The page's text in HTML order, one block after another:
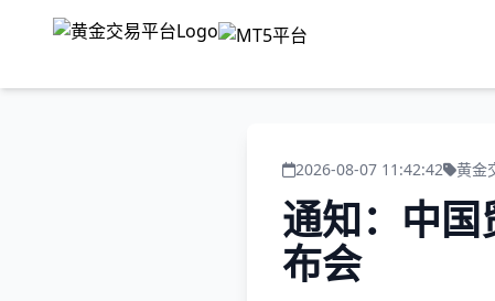
2026-08-07 11:42:42 黄金
通知：中
布会